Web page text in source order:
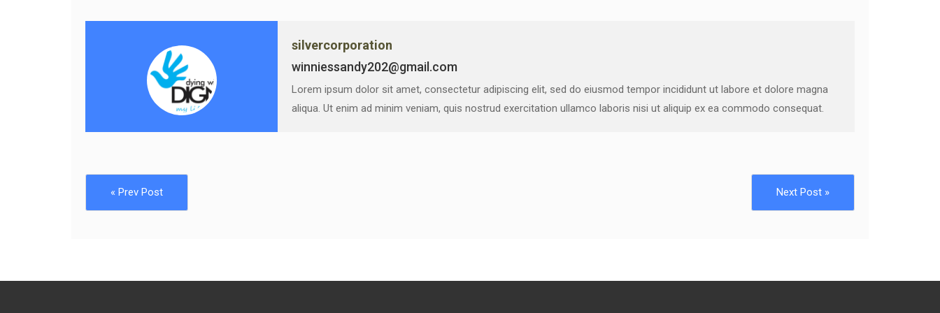
silvercorporation
winniessandy202@gmail.com
Lorem ipsum dolor sit amet, consectetur adipiscing elit, sed do eiusmod tempor incididunt ut labore et dolore magna
aliqua. Ut enim ad minim veniam, quis nostrud exercitation ullamco laboris nisi ut aliquip ex ea commodo consequat.
« Prev Post Next Post »